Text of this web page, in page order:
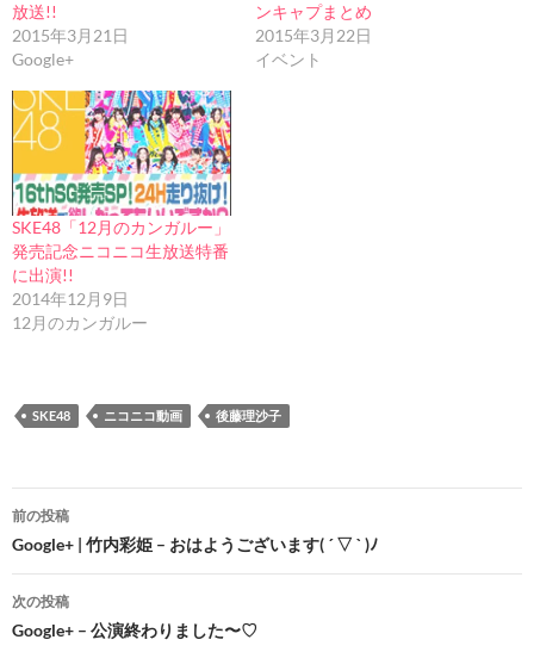
放送!!
2015年3月21日
Google+
ンキャプまとめ
2015年3月22日
イベント
SKE48「12月のカンガルー」
発売記念ニコニコ生放送特番
に出演!!
2014年12月9日
12月のカンガルー
SKE48 ニコニコ動画 後藤理沙子
投
稿
ナ
ビ
前の投稿
Google+ | 竹内彩姫 – おはようございます( ´ ▽ ` )ﾉ
次の投稿
Google+ – 公演終わりました〜♡